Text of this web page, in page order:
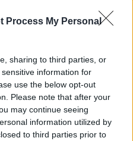
Process My Personal
sharing to third parties, or
information for
use the below opt-out
Please note that after your
may continue seeing
information utilized by
to third parties prior to
το επτάμηνο του